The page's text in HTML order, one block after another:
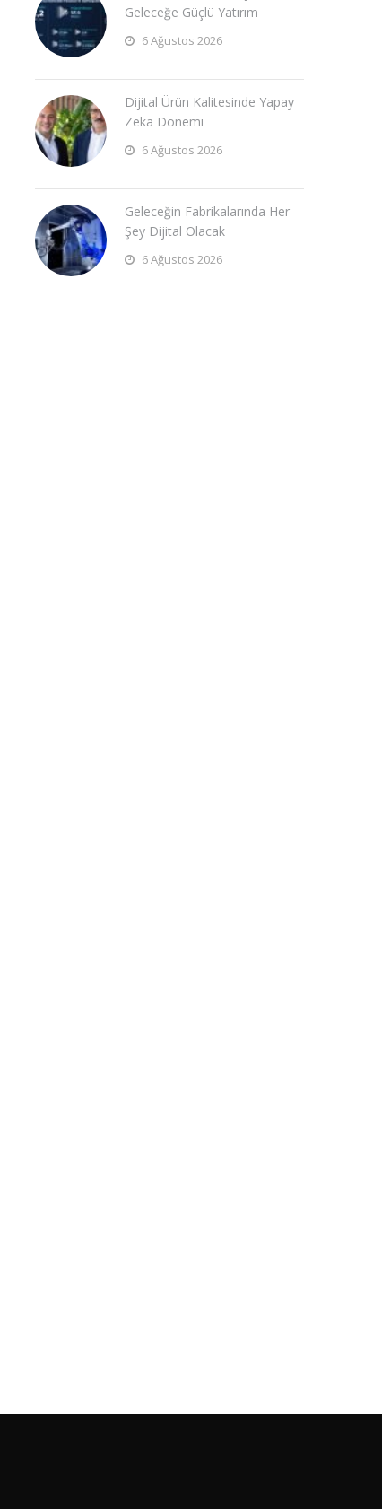
Geleceğe Güçlü Yatırım
6 Ağustos 2026
Dijital Ürün Kalitesinde Yapay
Zeka Dönemi
6 Ağustos 2026
Geleceğin Fabrikalarında Her
Şey Dijital Olacak
6 Ağustos 2026